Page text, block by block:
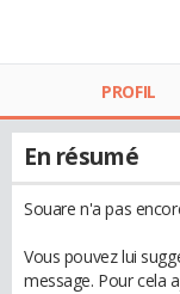
PROFIL
En résumé
Souare n'a pas
Vous pouvez lui
message. Pour cela